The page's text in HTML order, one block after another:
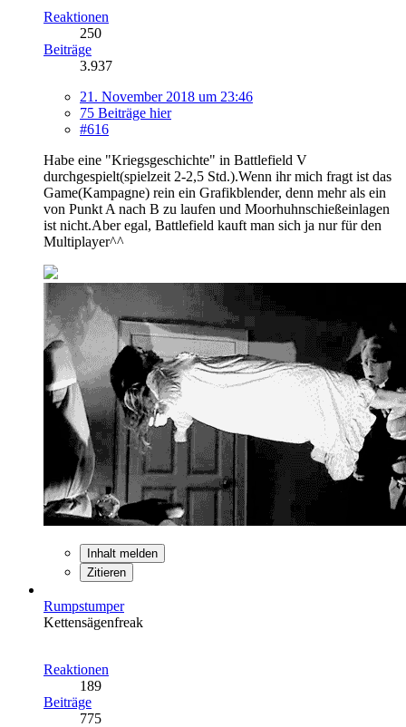
Reaktionen
250
Beiträge
3.937
21. November 2018 um 23:46
75 Beiträge hier
#616
Habe eine "Kriegsgeschichte" in Battlefield V
durchgespielt(spielzeit 2-2,5 Std.).Wenn ihr mich fragt ist das
Game(Kampagne) rein ein Grafikblender, denn mehr als ein
von Punkt A nach B zu laufen und Moorhuhnschießeinlagen
ist nicht.Aber egal, Battlefield kauft man sich ja nur für den
Multiplayer^^
Inhalt melden
Zitieren
Rumpstumper
Kettensägenfreak
Reaktionen
189
Beiträge
775